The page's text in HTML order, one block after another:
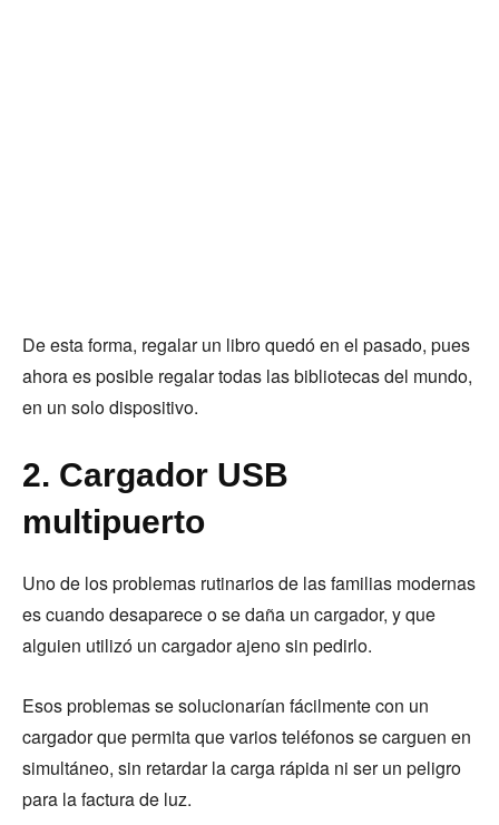
De esta forma, regalar un libro quedó en el pasado, pues
ahora es posible regalar todas las bibliotecas del mundo,
en un solo dispositivo.
2. Cargador USB
multipuerto
Uno de los problemas rutinarios de las familias modernas
es cuando desaparece o se daña un cargador, y que
alguien utilizó un cargador ajeno sin pedirlo.
Esos problemas se solucionarían fácilmente con un
cargador que permita que varios teléfonos se carguen en
simultáneo, sin retardar la carga rápida ni ser un peligro
para la factura de luz.